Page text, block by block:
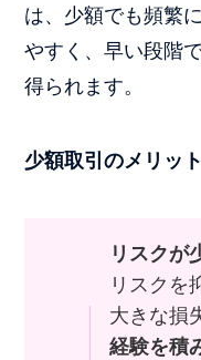
は、少額でも頻繁
やすく、早い段階
得られます。
少額取引のメリット
リスクが
リスクを
大きな損
経験を積